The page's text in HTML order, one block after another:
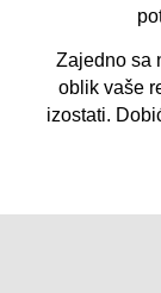
Zajedno sa
oblik vaše
izostati.